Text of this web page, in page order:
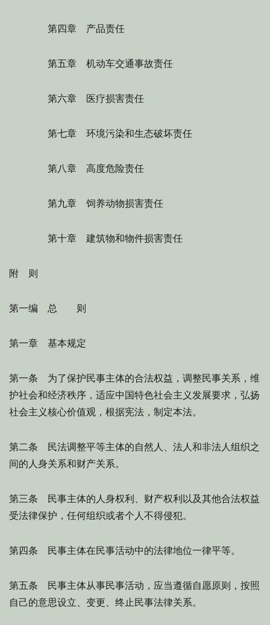
第四章 产品责任
第五章 机动车交通事故责任
第六章 医疗损害责任
第七章 环境污染和生态破坏责任
第八章 高度危险责任
第九章 饲养动物损害责任
第十章 建筑物和物件损害责任
附 则
第一编 总 则
第一章 基本规定
第一条 为了保护民事主体的合法权益，调整民事关系，维
护社会和经济秩序，适应中国特色社会主义发展要求，弘扬
社会主义核心价值观，根据宪法，制定本法。
第二条 民法调整平等主体的自然人、法人和非法人组织之
间的人身关系和财产关系。
第三条 民事主体的人身权利、财产权利以及其他合法权益
受法律保护，任何组织或者个人不得侵犯。
第四条 民事主体在民事活动中的法律地位一律平等。
第五条 民事主体从事民事活动，应当遵循自愿原则，按照
自己的意思设立、变更、终止民事法律关系。